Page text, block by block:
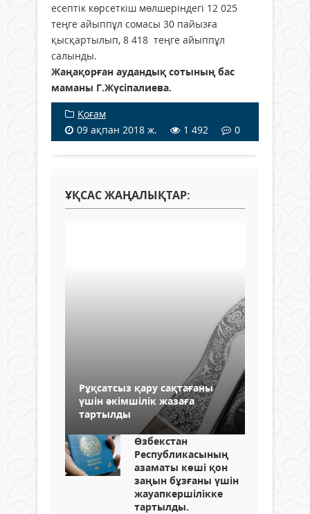
есептік көрсеткіш мөлшеріндегі 12 025
теңге айыппұл сомасы 30 пайызға
қысқартылып, 8 418 теңге айыппұл
салынды.
Жаңақорған аудандық сотының бас
маманы Г.Жүсіпалиева.
Қоғам
09 ақпан 2018 ж.
1 492 0
ҰҚСАС ЖАҢАЛЫҚТАР:
Рұқсатсыз қару сақтағаны
үшін әкімшілік жазаға
тартылды
Өзбекстан
Республикасының
азаматы көші қон
заңын бұзғаны үшін
жауапкершілікке
тартылды.